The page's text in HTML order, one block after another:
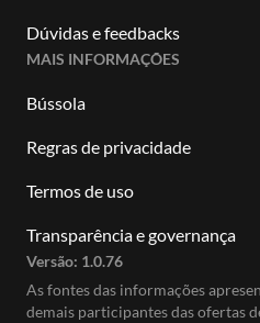
Dúvidas e feedbacks
MAIS INFORMAÇÕES
Bússola
Regras de privacidade
Termos de uso
Transparência e governança
Versão: 1.0.76
As fontes das informações
demais participantes das ofertas